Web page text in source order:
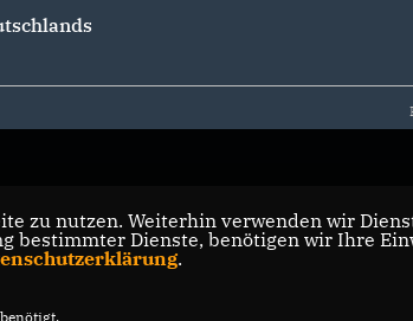
zu nutzen. Weiterhin verwenden wir
bestimmter Dienste, benötigen wir Ihre
.